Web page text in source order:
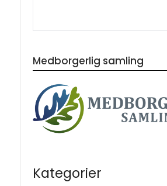
Medborgerlig samling
Kategorier